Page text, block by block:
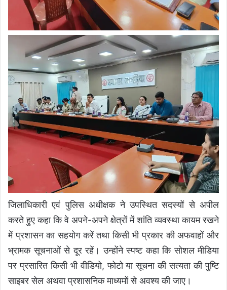
जिलाधिकारी एवं पुलिस अधीक्षक ने उपस्थित सदस्यों से अपील
करते हुए कहा कि वे अपने-अपने क्षेत्रों में शांति व्यवस्था कायम रखने
में प्रशासन का सहयोग करें तथा किसी भी प्रकार की अफवाहों और
भ्रामक सूचनाओं से दूर रहें। उन्होंने स्पष्ट कहा कि सोशल मीडिया
पर प्रसारित किसी भी वीडियो, फोटो या सूचना की सत्यता की पुष्टि
साइबर सेल अथवा प्रशासनिक माध्यमों से अवश्य की जाए।